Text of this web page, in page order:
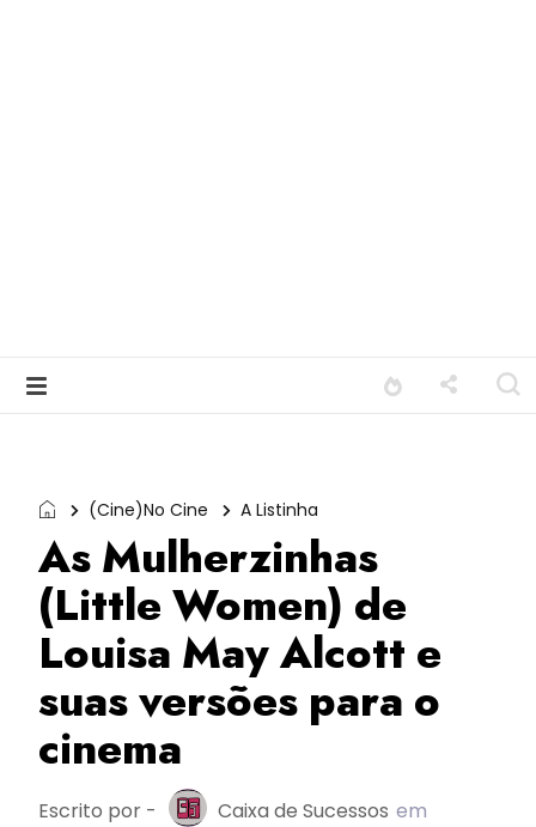
(Cine)No Cine A Listinha
As Mulherzinhas
(Little Women) de
Louisa May Alcott e
suas versões para o
cinema
Escrito por - Caixa de Sucessos em